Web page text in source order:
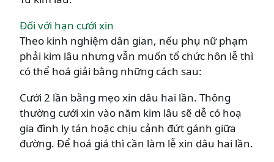
Đối với hạn cưới xin
Theo kinh nghiệm dân gian, nếu phụ nữ phạm
phải kim lâu nhưng vẫn muốn tổ chức hôn lễ thì
có thể hoá giải bằng những cách sau:
Cưới 2 lần bằng mẹo xin dâu hai lần. Thông
thường cưới xin vào năm kim lâu sẽ dễ có hoạ
gia đình ly tán hoặc chịu cảnh đứt gánh giữa
đường. Để hoá giá thì cần làm lễ xin dâu hai lần.